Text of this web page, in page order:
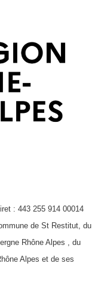
: 443 255 914 00014
de St Restitut, du
Rhône Alpes , du
Alpes et de ses